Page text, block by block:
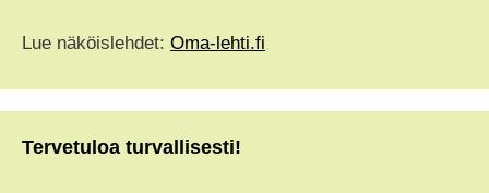
Lue näköislehdet: Oma-lehti.fi
Tervetuloa turvallisesti!